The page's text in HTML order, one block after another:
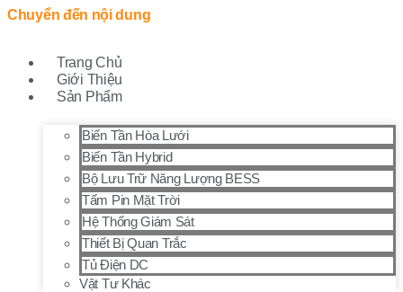
Chuyển đến nội dung
Trang Chủ
Giới Thiệu
Sản Phẩm
Biến Tần Hòa Lưới
Biến Tần Hybrid
Bộ Lưu Trữ Năng Lượng BESS
Tấm Pin Mặt Trời
Hệ Thống Giám Sát
Thiết Bị Quan Trắc
Tủ Điện DC
Vật Tư Khác